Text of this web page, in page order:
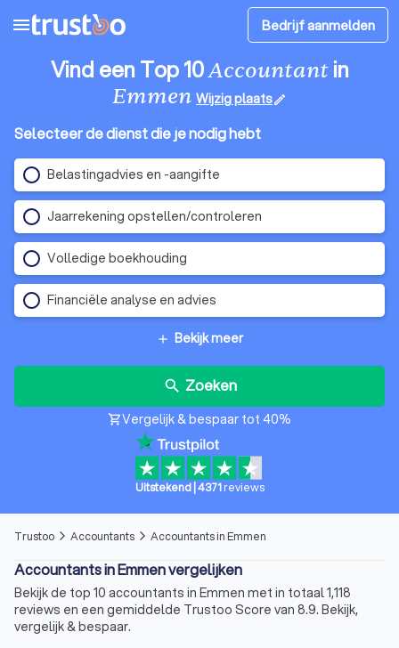
menu Bedrijf aanmelden
Vind een Top 10Accountantin
Emmen Wijzig plaatsedit
Selecteer de dienst die je nodig hebt
Belastingadvies en -aangifte
Jaarrekening opstellen/controleren
Volledige boekhouding
Financiële analyse en advies
add Bekijk meer
search Zoeken
shopping_cartVergelijk & bespaar tot 40%
Uitstekend| 4371 reviews
Trustoo arrow_forward_ios Accountants arrow_forward_ios Accountants in Emmen
Accountants in Emmen vergelijken
Bekijk de top 10 accountants in Emmen met in totaal 1,118
reviews en een gemiddelde Trustoo Score van 8.9. Bekijk,
vergelijk & bespaar.